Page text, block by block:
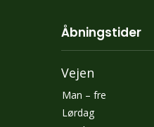
Åbningstider
Vejen ​
​Man – fre
​Lørdag